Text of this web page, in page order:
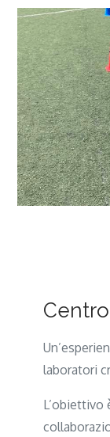
laboratori
L’obiettivo